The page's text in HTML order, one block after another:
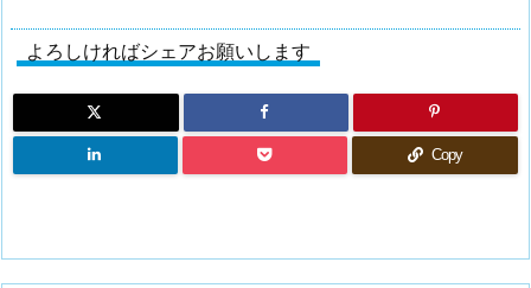
よろしければシェアお願いします
Copy